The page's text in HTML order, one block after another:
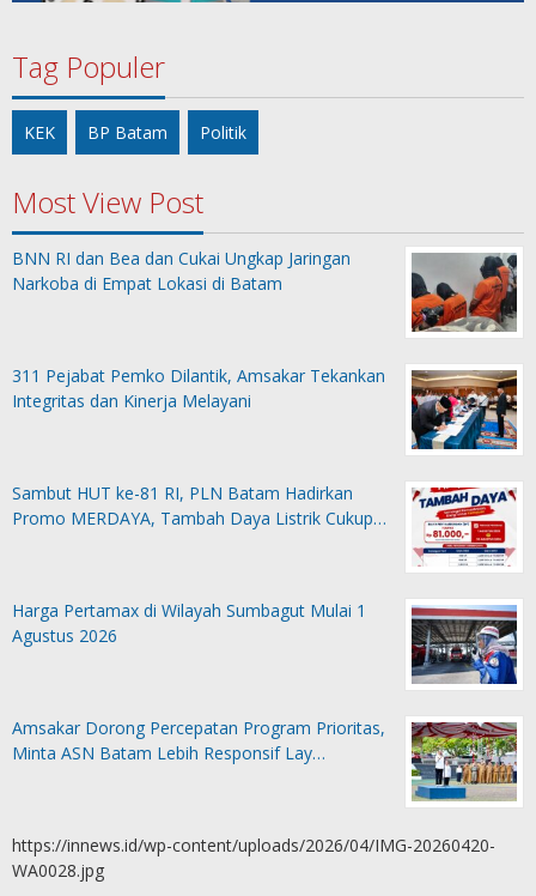
Tag Populer
KEK BP Batam Politik
Most View Post
BNN RI dan Bea dan Cukai Ungkap Jaringan
Narkoba di Empat Lokasi di Batam
311 Pejabat Pemko Dilantik, Amsakar Tekankan
Integritas dan Kinerja Melayani
Sambut HUT ke-81 RI, PLN Batam Hadirkan
Promo MERDAYA, Tambah Daya Listrik Cukup…
Harga Pertamax di Wilayah Sumbagut Mulai 1
Agustus 2026
Amsakar Dorong Percepatan Program Prioritas,
Minta ASN Batam Lebih Responsif Lay…
https://innews.id/wp-content/uploads/2026/04/IMG-20260420-
WA0028.jpg